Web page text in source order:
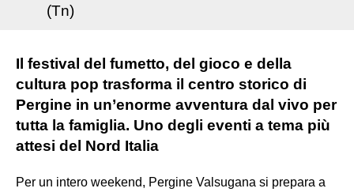
(Tn)
Il festival del fumetto, del gioco e della
cultura pop trasforma il centro storico di
Pergine in un’enorme avventura dal vivo per
tutta la famiglia. Uno degli eventi a tema più
attesi del Nord Italia
Per un intero weekend, Pergine Valsugana si prepara a